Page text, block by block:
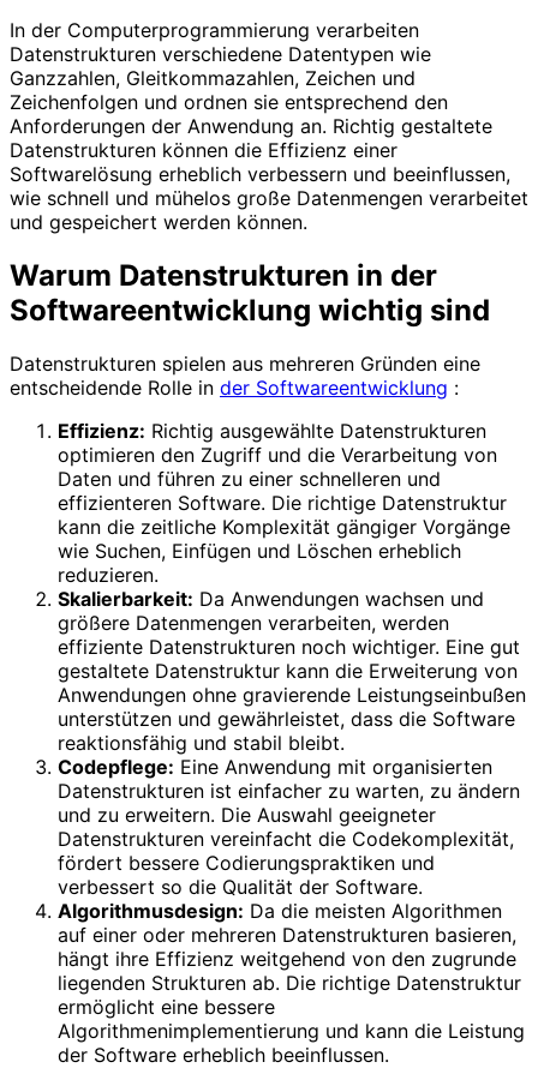
In der Computerprogrammierung verarbeiten
Datenstrukturen verschiedene Datentypen wie
Ganzzahlen, Gleitkommazahlen, Zeichen und
Zeichenfolgen und ordnen sie entsprechend den
Anforderungen der Anwendung an. Richtig gestaltete
Datenstrukturen können die Effizienz einer
Softwarelösung erheblich verbessern und beeinflussen,
wie schnell und mühelos große Datenmengen verarbeitet
und gespeichert werden können.
Warum Datenstrukturen in der
Softwareentwicklung wichtig sind
Datenstrukturen spielen aus mehreren Gründen eine
entscheidende Rolle in der Softwareentwicklung :
Effizienz: Richtig ausgewählte Datenstrukturen
optimieren den Zugriff und die Verarbeitung von
Daten und führen zu einer schnelleren und
effizienteren Software. Die richtige Datenstruktur
kann die zeitliche Komplexität gängiger Vorgänge
wie Suchen, Einfügen und Löschen erheblich
reduzieren.
Skalierbarkeit: Da Anwendungen wachsen und
größere Datenmengen verarbeiten, werden
effiziente Datenstrukturen noch wichtiger. Eine gut
gestaltete Datenstruktur kann die Erweiterung von
Anwendungen ohne gravierende Leistungseinbußen
unterstützen und gewährleistet, dass die Software
reaktionsfähig und stabil bleibt.
Codepflege: Eine Anwendung mit organisierten
Datenstrukturen ist einfacher zu warten, zu ändern
und zu erweitern. Die Auswahl geeigneter
Datenstrukturen vereinfacht die Codekomplexität,
fördert bessere Codierungspraktiken und
verbessert so die Qualität der Software.
Algorithmusdesign: Da die meisten Algorithmen
auf einer oder mehreren Datenstrukturen basieren,
hängt ihre Effizienz weitgehend von den zugrunde
liegenden Strukturen ab. Die richtige Datenstruktur
ermöglicht eine bessere
Algorithmenimplementierung und kann die Leistung
der Software erheblich beeinflussen.